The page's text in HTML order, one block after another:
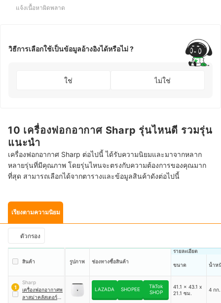
แจ้งเนื้อหาผิดพลาด
วิธีการเลือกใช้เป็นข้อมูลอ้างอิงได้หรือไม่ ?
ใช่ ไม่ใช่
10 เครื่องฟอกอากาศ Sharp รุ่นไหนดี รวมรุ่น
แนะนำ
เครื่องฟอกอากาศ Sharp ต่อไปนี้ ได้รับความนิยมและมาจากหลาก
หลายรุ่นที่มีคุณภาพ โดยรุ่นไหนจะตรงกับความต้องการของคุณมาก
ที่สุด สามารถเลือกได้จากตารางและข้อมูลสินค้าดังต่อไปนี้
เรียงตามความนิยม
ตัวกรอง
สินค้า รูปภาพ ช่องทางซื้อสินค้า
รายละเอียด
ขนาด น้ำห
1
Sharp
เครื่องฟอกอากาศพ
ลาสม่าคลัสเตอร์
LAZADA SHOPEE
TikTok
SHOP
41.1 x 43.1 x
21.1 ซม.
4 กก.